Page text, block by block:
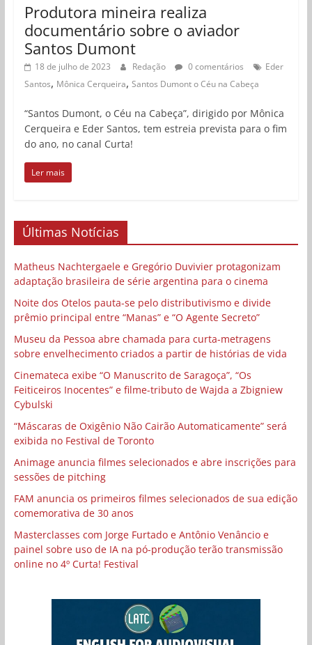
Produtora mineira realiza
documentário sobre o aviador
Santos Dumont
18 de julho de 2023 Redação 0 comentários
Eder
Santos, Mônica Cerqueira, Santos Dumont o Céu na Cabeça
“Santos Dumont, o Céu na Cabeça”, dirigido por Mônica
Cerqueira e Eder Santos, tem estreia prevista para o fim
do ano, no canal Curta!
Ler mais
Últimas Notícias
Matheus Nachtergaele e Gregório Duvivier protagonizam
adaptação brasileira de série argentina para o cinema
Noite dos Otelos pauta-se pelo distributivismo e divide
prêmio principal entre “Manas” e “O Agente Secreto”
Museu da Pessoa abre chamada para curta-metragens
sobre envelhecimento criados a partir de histórias de vida
Cinemateca exibe “O Manuscrito de Saragoça”, “Os
Feiticeiros Inocentes” e filme-tributo de Wajda a Zbigniew
Cybulski
“Máscaras de Oxigênio Não Cairão Automaticamente” será
exibida no Festival de Toronto
Animage anuncia filmes selecionados e abre inscrições para
sessões de pitching
FAM anuncia os primeiros filmes selecionados de sua edição
comemorativa de 30 anos
Masterclasses com Jorge Furtado e Antônio Venâncio e
painel sobre uso de IA na pó-produção terão transmissão
online no 4º Curta! Festival